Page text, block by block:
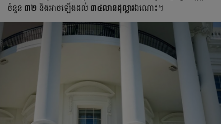
ចំនួន ៣២ និងអាចឡើងដល់ ៣៤លានដុល្លារឯណោះ។